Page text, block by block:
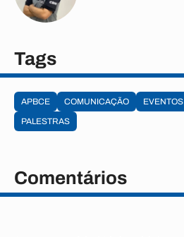
Tags
APBCE COMUNICAÇÃO EVENTOS
PALESTRAS
Comentários